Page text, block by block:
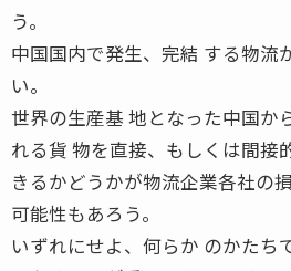
う。
中国国内で発生、完結 する物流
い。
世界の生産基 地となった中国か
れる貨 物を直接、もしくは間接
きるかどうかが物流企業各社の
可能性もあろう。
いずれにせよ、何らか のかたち